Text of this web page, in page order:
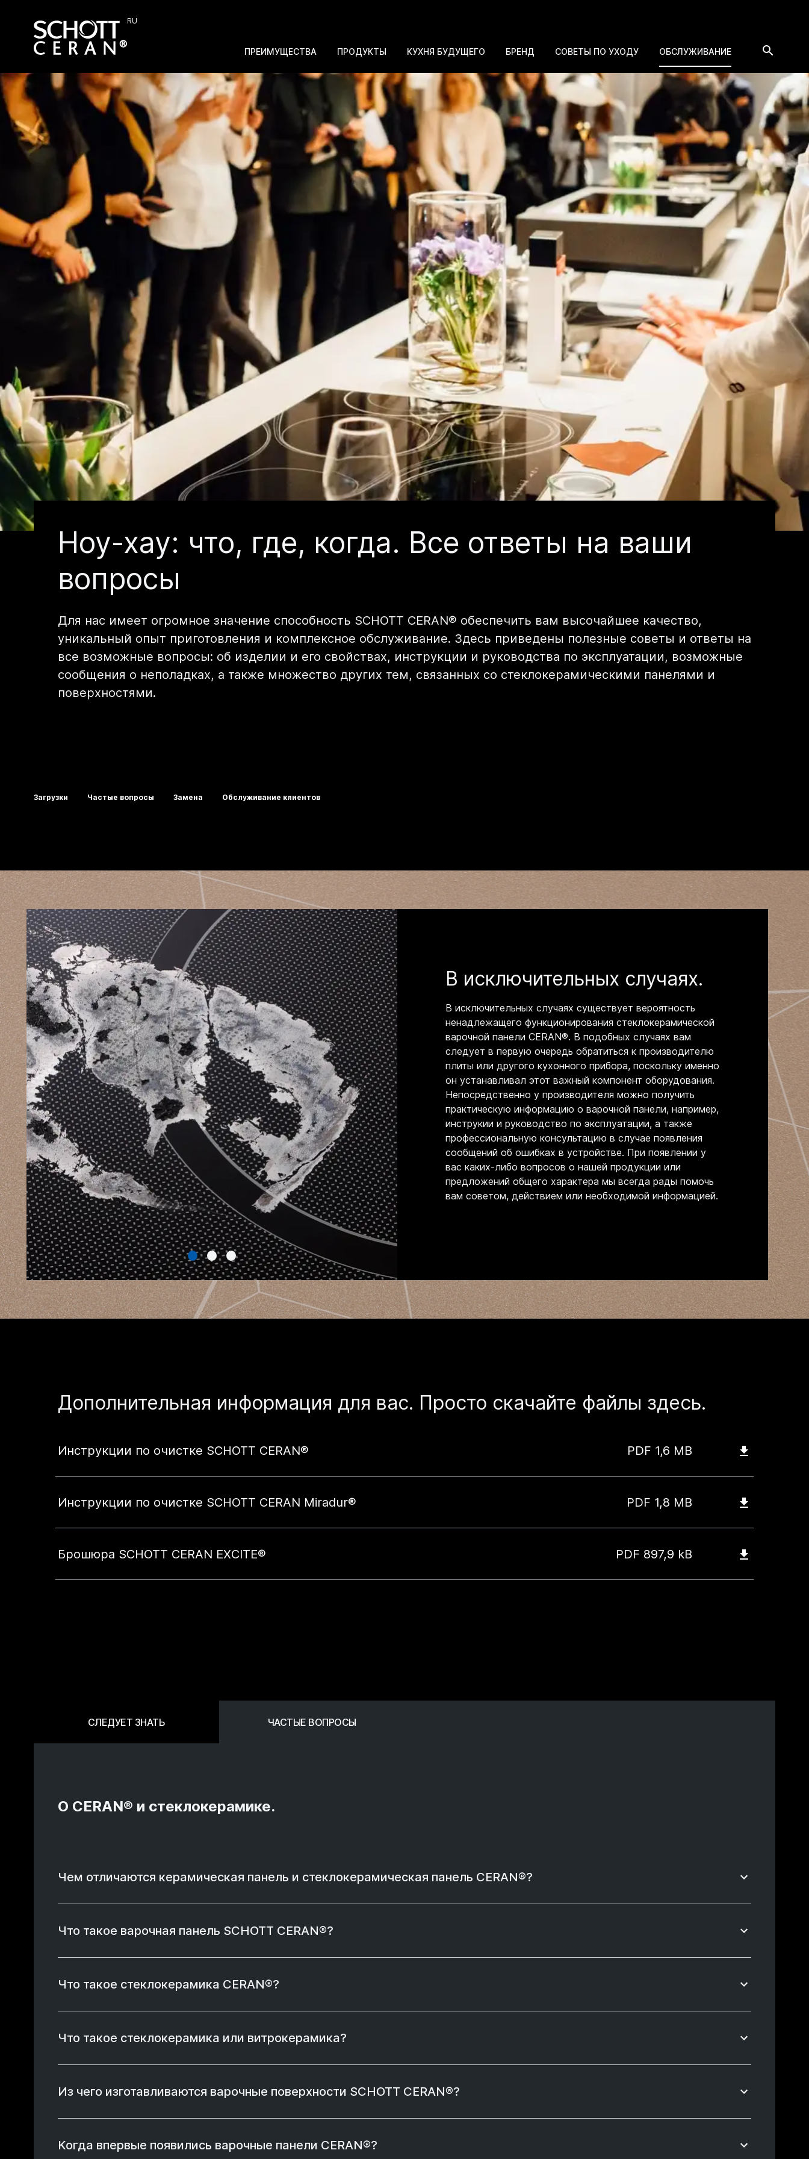
RU
ПРЕИМУЩЕСТВА ПРОДУКТЫ КУХНЯ БУДУЩЕГО БРЕНД СОВЕТЫ ПО УХОДУ ОБСЛУЖИВАНИЕ
Ноу-хау: что, где, когда. Все ответы на ваши
вопросы
Для нас имеет огромное значение способность SCHOTT CERAN® обеспечить вам высочайшее качество,
уникальный опыт приготовления и комплексное обслуживание. Здесь приведены полезные советы и ответы на
все возможные вопросы: об изделии и его свойствах, инструкции и руководства по эксплуатации, возможные
сообщения о неполадках, а также множество других тем, связанных со стеклокерамическими панелями и
поверхностями.
Загрузки Частые вопросы Замена Обслуживание клиентов
В исключительных случаях.
В исключительных случаях существует вероятность
ненадлежащего функционирования стеклокерамической
варочной панели CERAN®. В подобных случаях вам
следует в первую очередь обратиться к производителю
плиты или другого кухонного прибора, поскольку именно
он устанавливал этот важный компонент оборудования.
Непосредственно у производителя можно получить
практическую информацию о варочной панели, например,
инструкии и руководство по эксплуатации, а также
профессиональную консультацию в случае появления
сообщений об ошибках в устройстве. При появлении у
вас каких-либо вопросов о нашей продукции или
предложений общего характера мы всегда рады помочь
вам советом, действием или необходимой информацией.
Дополнительная информация для вас. Просто скачайте файлы здесь.
Инструкции по очистке SCHOTT CERAN® PDF 1,6 MB
Инструкции по очистке SCHOTT CERAN Miradur® PDF 1,8 MB
Брошюра SCHOTT CERAN EXCITE® PDF 897,9 kB
СЛЕДУЕТ ЗНАТЬ ЧАСТЫЕ ВОПРОСЫ
О CERAN® и стеклокерамике.
Чем отличаются керамическая панель и стеклокерамическая панель CERAN®?
Что такое варочная панель SCHOTT CERAN®?
Что такое стеклокерамика CERAN®?
Что такое стеклокерамика или витрокерамика?
Из чего изготавливаются варочные поверхности SCHOTT CERAN®?
Когда впервые появились варочные панели CERAN®?